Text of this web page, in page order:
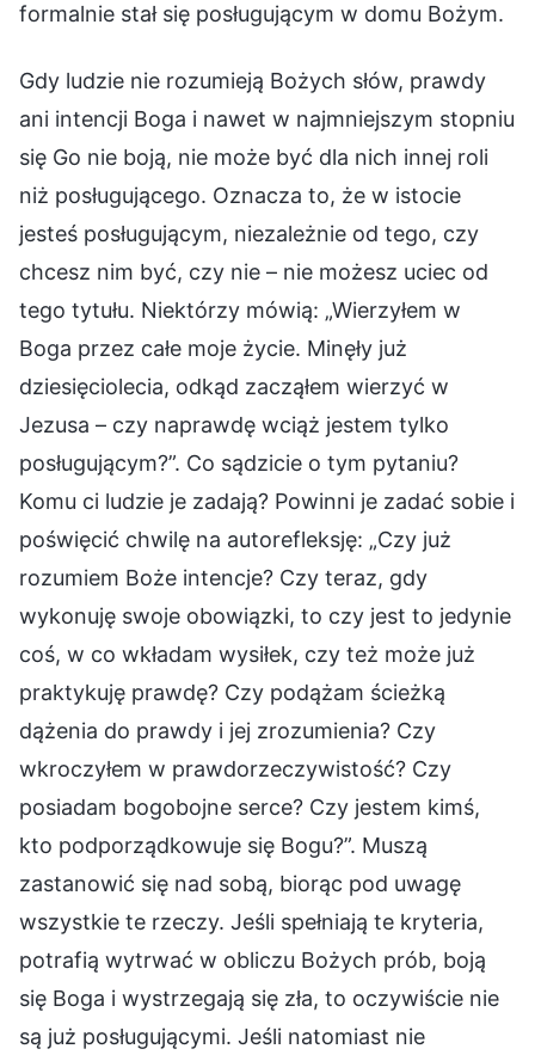
formalnie stał się posługującym w domu Bożym.
Gdy ludzie nie rozumieją Bożych słów, prawdy
ani intencji Boga i nawet w najmniejszym stopniu
się Go nie boją, nie może być dla nich innej roli
niż posługującego. Oznacza to, że w istocie
jesteś posługującym, niezależnie od tego, czy
chcesz nim być, czy nie – nie możesz uciec od
tego tytułu. Niektórzy mówią: „Wierzyłem w
Boga przez całe moje życie. Minęły już
dziesięciolecia, odkąd zacząłem wierzyć w
Jezusa – czy naprawdę wciąż jestem tylko
posługującym?”. Co sądzicie o tym pytaniu?
Komu ci ludzie je zadają? Powinni je zadać sobie i
poświęcić chwilę na autorefleksję: „Czy już
rozumiem Boże intencje? Czy teraz, gdy
wykonuję swoje obowiązki, to czy jest to jedynie
coś, w co wkładam wysiłek, czy też może już
praktykuję prawdę? Czy podążam ścieżką
dążenia do prawdy i jej zrozumienia? Czy
wkroczyłem w prawdorzeczywistość? Czy
posiadam bogobojne serce? Czy jestem kimś,
kto podporządkowuje się Bogu?”. Muszą
zastanowić się nad sobą, biorąc pod uwagę
wszystkie te rzeczy. Jeśli spełniają te kryteria,
potrafią wytrwać w obliczu Bożych prób, boją
się Boga i wystrzegają się zła, to oczywiście nie
są już posługującymi. Jeśli natomiast nie